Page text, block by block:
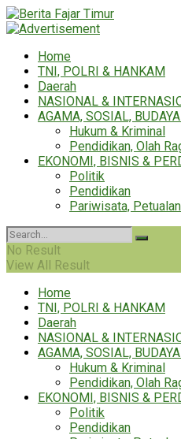
Home
TNI, POLRI & HANKAM
Daerah
NASIONAL &
AGAMA, SOSIAL,
Hukum & Kriminal
Pendidikan, Olah
EKONOMI, BISNIS &
Politik
Pendidikan
Pariwisata,
No Result
View All Result
Home
TNI, POLRI & HANKAM
Daerah
NASIONAL &
AGAMA, SOSIAL,
Hukum & Kriminal
Pendidikan, Olah
EKONOMI, BISNIS &
Politik
Pendidikan